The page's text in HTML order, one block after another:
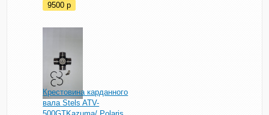
9500p
Крестовина карданного
вала Stels ATV-